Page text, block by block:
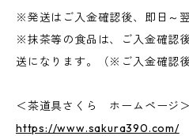
※発送はご入金確認後、即日～
※抹茶等の食品は、ご入金確認
送になります。（※ご入金確認
＜茶道具さくら ホームページ＞
https://www.sakura390.com/